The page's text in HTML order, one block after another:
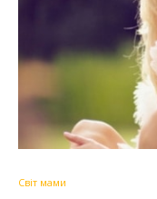
Світ мами